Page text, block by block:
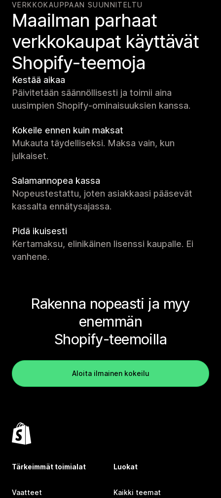
VERKKOKAUPPAAN SUUNNITELTU
Maailman parhaat
verkko­kaupat käyttävät
Shopify-teemoja
Kestää aikaa
Päivitetään säännöllisesti ja toimii aina
uusimpien Shopify-ominaisuuksien kanssa.
Kokeile ennen kuin maksat
Mukauta täydelliseksi. Maksa vain, kun
julkaiset.
Salamannopea kassa
Nopeustestattu, joten asiakkaasi pääsevät
kassalta ennätysajassa.
Pidä ikuisesti
Kertamaksu, elinikäinen lisenssi kaupalle. Ei
vanhene.
Rakenna nopeasti ja myy
enemmän
Shopify-teemoilla
Aloita ilmainen kokeilu
Tärkeimmät toimialat
Vaatteet
Luokat
Kaikki teemat